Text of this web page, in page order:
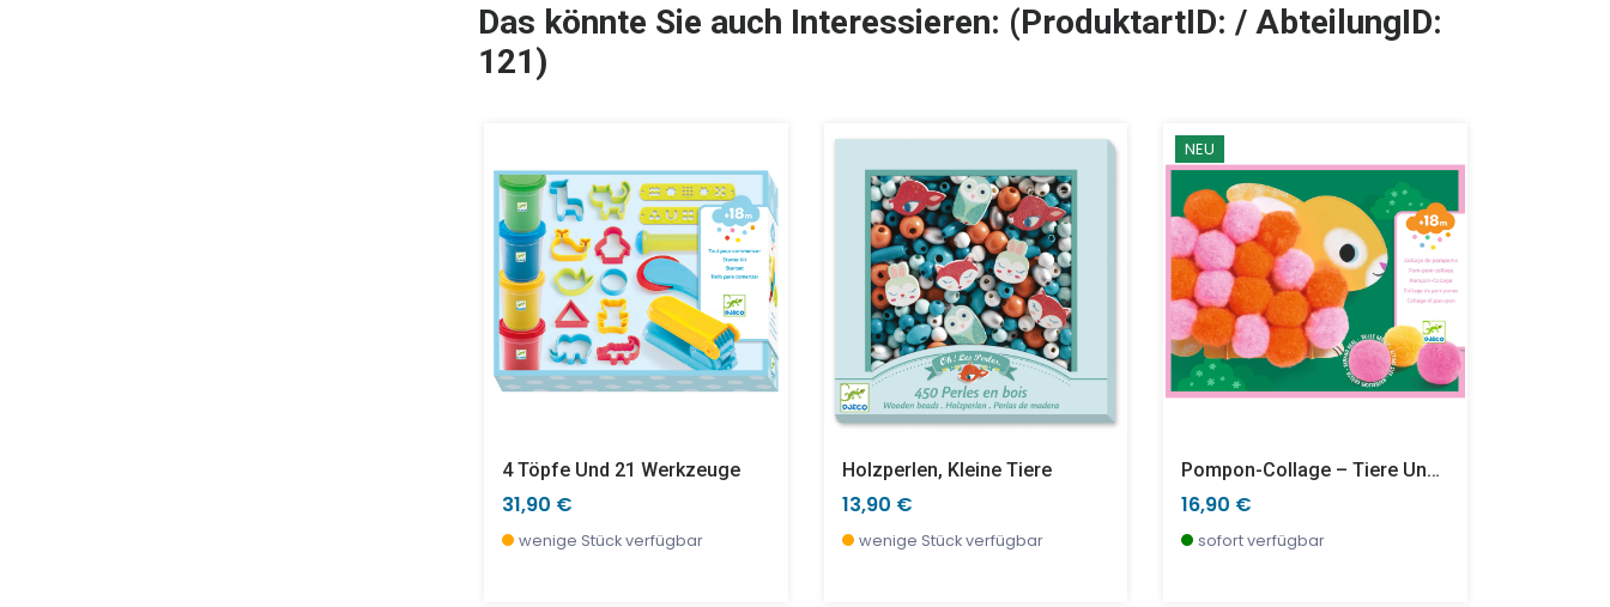
Das könnte Sie auch Interessieren: (ProduktartID: / AbteilungID:
121)
4 Töpfe Und 21 Werkzeuge
31,90 €
wenige Stück verfügbar
Holzperlen, Kleine Tiere
13,90 €
wenige Stück verfügbar
NEU
Pompon-Collage – Tiere Und Pompon-Kreise
16,90 €
sofort verfügbar